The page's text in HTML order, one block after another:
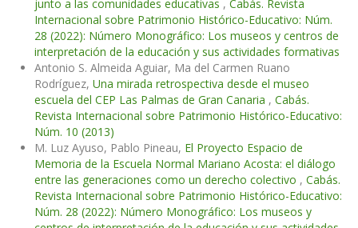
junto a las comunidades educativas , Cabás. Revista
Internacional sobre Patrimonio Histórico-Educativo: Núm.
28 (2022): Número Monográfico: Los museos y centros de
interpretación de la educación y sus actividades formativas
Antonio S. Almeida Aguiar, Ma del Carmen Ruano
Rodríguez, Una mirada retrospectiva desde el museo
escuela del CEP Las Palmas de Gran Canaria , Cabás.
Revista Internacional sobre Patrimonio Histórico-Educativo:
Núm. 10 (2013)
M. Luz Ayuso, Pablo Pineau, El Proyecto Espacio de
Memoria de la Escuela Normal Mariano Acosta: el diálogo
entre las generaciones como un derecho colectivo , Cabás.
Revista Internacional sobre Patrimonio Histórico-Educativo:
Núm. 28 (2022): Número Monográfico: Los museos y